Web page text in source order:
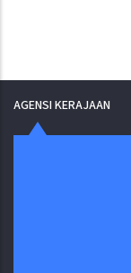
AGENSI KERAJAAN